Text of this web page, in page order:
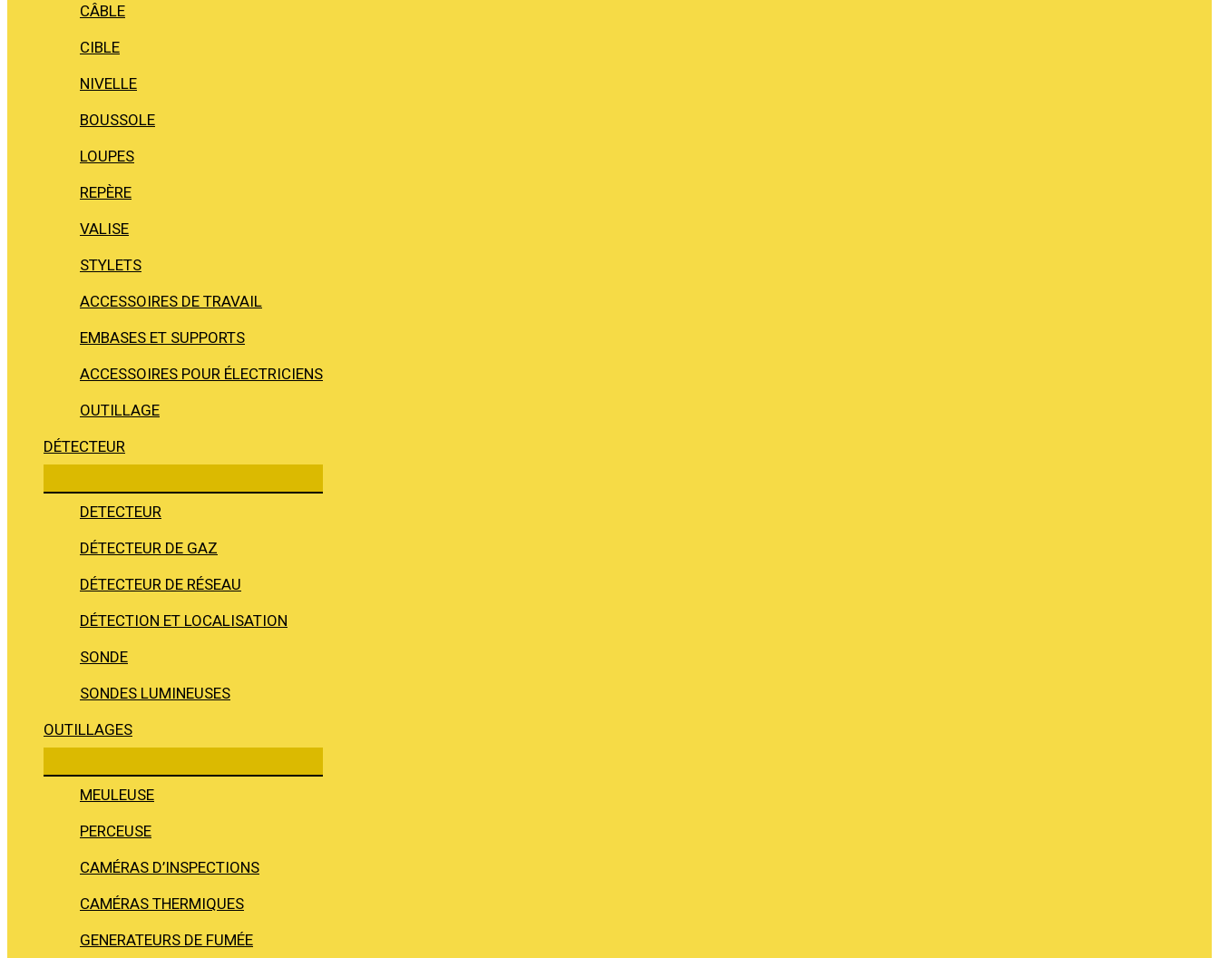
CÂBLE
CIBLE
NIVELLE
BOUSSOLE
LOUPES
REPÈRE
VALISE
STYLETS
ACCESSOIRES DE TRAVAIL
EMBASES ET SUPPORTS
ACCESSOIRES POUR ÉLECTRICIENS
OUTILLAGE
DÉTECTEUR
DETECTEUR
DÉTECTEUR DE GAZ
DÉTECTEUR DE RÉSEAU
DÉTECTION ET LOCALISATION
SONDE
SONDES LUMINEUSES
OUTILLAGES
MEULEUSE
PERCEUSE
CAMÉRAS D’INSPECTIONS
CAMÉRAS THERMIQUES
GENERATEURS DE FUMÉE